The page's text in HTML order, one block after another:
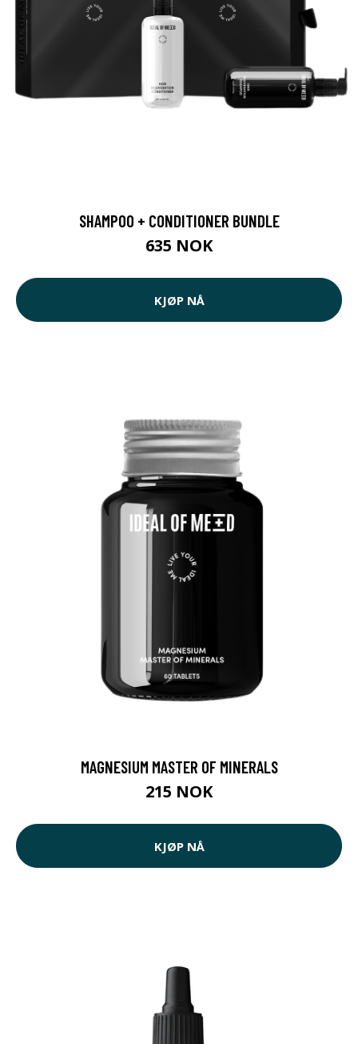
SHAMPOO + CONDITIONER BUNDLE
635 NOK
KJØP NÅ
MAGNESIUM MASTER OF MINERALS
215 NOK
KJØP NÅ